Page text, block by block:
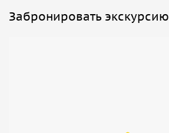
Забронировать экскурсию